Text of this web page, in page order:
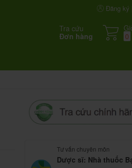
Đăng ký
Tra cứu
Đơn hàng
0
Tư vấn chuyên môn
Dược sĩ: Nhà thuốc